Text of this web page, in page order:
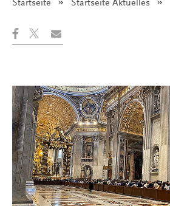
Startseite Startseite Aktuelles